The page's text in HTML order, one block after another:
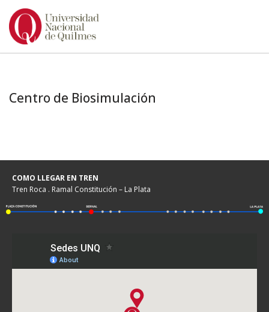
Ir
Centro de Biosimulación
COMO LLEGAR EN TREN
Tren Roca . Ramal Constitución – La Plata